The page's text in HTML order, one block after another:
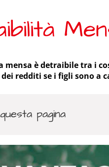
mensa è detraibile tra i
redditi se i figli sono a
pagina